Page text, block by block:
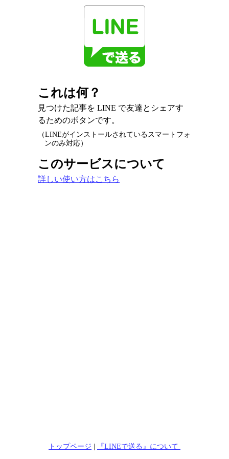
これは何？
見つけた記事を LINE で友達とシェアす
るためのボタンです。
（LINEがインストールされているスマートフォ
ンのみ対応）
このサービスについて
詳しい使い方はこちら
トップページ | 『LINEで送る』について